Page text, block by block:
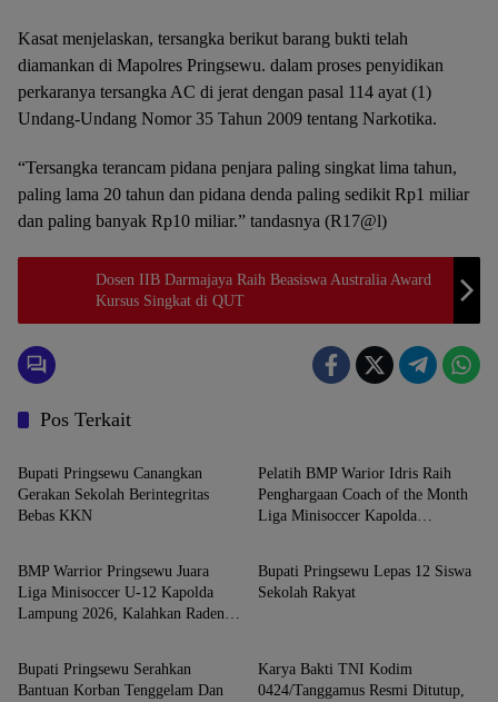
Kasat menjelaskan, tersangka berikut barang bukti telah
diamankan di Mapolres Pringsewu. dalam proses penyidikan
perkaranya tersangka AC di jerat dengan pasal 114 ayat (1)
Undang-Undang Nomor 35 Tahun 2009 tentang Narkotika.
“Tersangka terancam pidana penjara paling singkat lima tahun,
paling lama 20 tahun dan pidana denda paling sedikit Rp1 miliar
dan paling banyak Rp10 miliar.” tandasnya (R17@l)
Dosen IIB Darmajaya Raih Beasiswa Australia Award
Kursus Singkat di QUT
Pos Terkait
Daerah
Bupati Pringsewu Canangkan
Gerakan Sekolah Berintegritas
Bebas KKN
Pelatih BMP Warior Idris Raih
Penghargaan Coach of the Month
Liga Minisoccer Kapolda
Daerah
BMP Warrior Pringsewu Juara
Liga Minisoccer U-12 Kapolda
Lampung 2026, Kalahkan Raden
Daerah
Bupati Pringsewu Lepas 12 Siswa
Sekolah Rakyat
Daerah
Bupati Pringsewu Serahkan
Bantuan Korban Tenggelam Dan
Karya Bakti TNI Kodim
0424/Tanggamus Resmi Ditutup,